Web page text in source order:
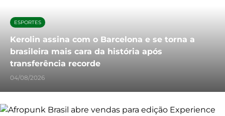
ESPORTES
Kerolin assina com o Barcelona e se torna a
brasileira mais cara da história após
transferência recorde
04/08/2026